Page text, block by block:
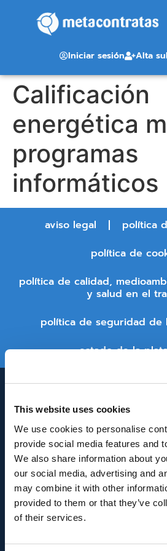
This website uses cookies
We use cookies to personalise
provide social media features and
We also share information about
our social media, advertising and
may combine it with other
provided to them or that they’ve
of their services.
Iniciar sesión Alta
Calificación
energética
programas
informáticos
aviso legal
política
política de
política de calidad,
y salud en el
política de seguridad de
estado de la
INNOVACIÓN Y DESARROLLO
IDEA